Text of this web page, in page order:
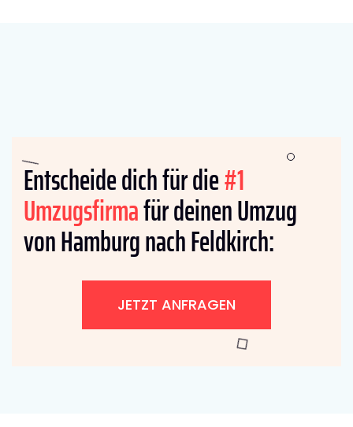
Entscheide dich für die#1
Umzugsfirmafür deinen Umzug
von Hamburg nach Feldkirch:
JETZT ANFRAGEN